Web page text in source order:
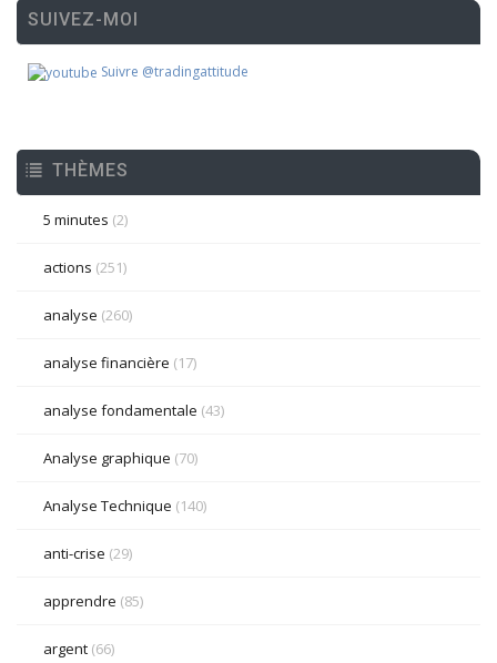
SUIVEZ-MOI
Suivre @tradingattitude
THÈMES
5 minutes (2)
actions (251)
analyse (260)
analyse financière (17)
analyse fondamentale (43)
Analyse graphique (70)
Analyse Technique (140)
anti-crise (29)
apprendre (85)
argent (66)